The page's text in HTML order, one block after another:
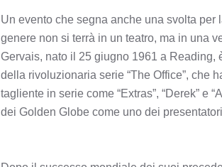
Un evento che segna anche una svolta
genere non si terrà in un teatro, ma in una
Gervais, nato il 25 giugno 1961 a
della rivoluzionaria serie “The Office”, che
tagliente in serie come “Extras”, “Derek” e
dei Golden Globe come uno dei